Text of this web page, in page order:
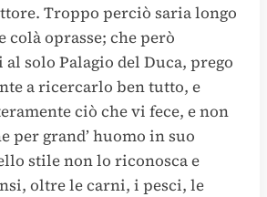
Troppo perciò saria longo
oprasse; che però
solo Palagio del Duca, prego
a ricercarlo ben tutto, e
ciò che vi fece, e non
per grand’ huomo in suo
stile non lo riconosca e
oltre le carni, i pesci, le